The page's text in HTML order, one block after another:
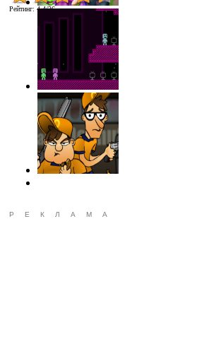
Рейтинг: 4.4/26
РЕКЛАМА